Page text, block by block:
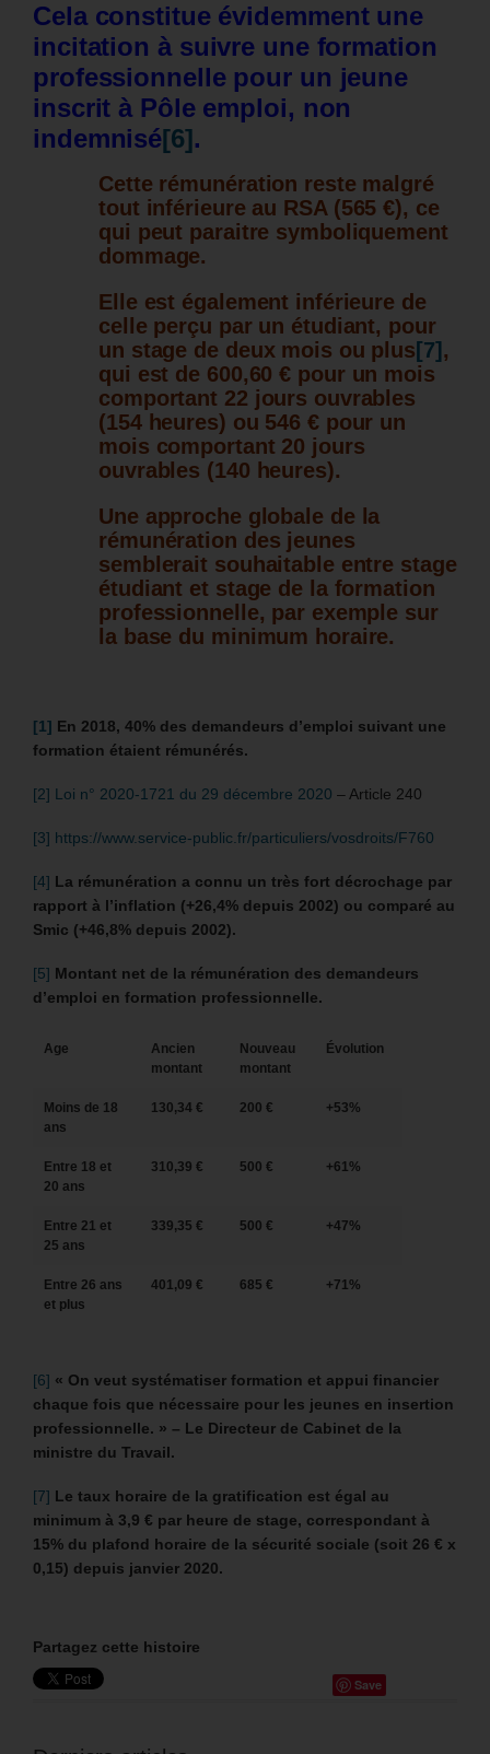
Cela constitue évidemment une
incitation à suivre une formation
professionnelle pour un jeune
inscrit à Pôle emploi, non
indemnisé[6].
Cette rémunération reste malgré
tout inférieure au RSA (565 €), ce
qui peut paraitre symboliquement
dommage.
Elle est également inférieure de
celle perçu par un étudiant, pour
un stage de deux mois ou plus [7] ,
qui est de 600,60 € pour un mois
comportant 22 jours ouvrables
(154 heures) ou 546 € pour un
mois comportant 20 jours
ouvrables (140 heures).
Une approche globale de la
rémunération des jeunes
semblerait souhaitable entre stage
étudiant et stage de la formation
professionnelle, par exemple sur
la base du minimum horaire.
[1] En 2018, 40% des demandeurs d’emploi suivant une
formation étaient rémunérés.
[2] Loi n° 2020-1721 du 29 décembre 2020 – Article 240
[3] https://www.service-public.fr/particuliers/vosdroits/F760
[4] La rémunération a connu un très fort décrochage par
rapport à l’inflation (+26,4% depuis 2002) ou comparé au
Smic (+46,8% depuis 2002).
[5] Montant net de la rémunération des demandeurs
d’emploi en formation professionnelle.
Age
Ancien
montant
Nouveau
montant
Évolution
Moins de 18
ans
130,34 € 200 € +53%
Entre 18 et
20 ans
310,39 € 500 € +61%
Entre 21 et
25 ans
339,35 € 500 € +47%
Entre 26 ans
et plus
401,09 € 685 € +71%
[6] « On veut systématiser formation et appui financier
chaque fois que nécessaire pour les jeunes en insertion
professionnelle. » – Le Directeur de Cabinet de la
ministre du Travail.
[7] Le taux horaire de la gratification est égal au
minimum à 3,9 € par heure de stage, correspondant à
15% du plafond horaire de la sécurité sociale (soit 26 € x
0,15) depuis janvier 2020.
Partagez cette histoire
Save